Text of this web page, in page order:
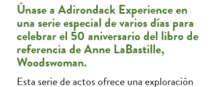
Únase a Adirondack Experience en
una serie especial de varios días para
celebrar el 50 aniversario del libro de
referencia de Anne LaBastille,
Woodswoman.
Esta serie de actos ofrece una exploración